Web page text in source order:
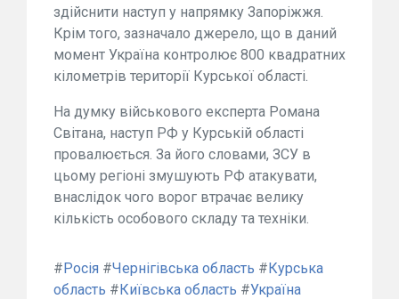
здійснити наступ у напрямку Запоріжжя.
Крім того, зазначало джерело, що в даний
момент Україна контролює 800 квадратних
кілометрів території Курської області.
На думку військового експерта Романа
Світана, наступ РФ у Курській області
провалюється. За його словами, ЗСУ в
цьому регіоні змушують РФ атакувати,
внаслідок чого ворог втрачає велику
кількість особового складу та техніки.
#Росія #Чернігівська область #Курська
область #Київська область #Україна